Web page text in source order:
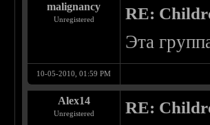
malignancy
Unregistered RE:
Эта
10-05-2010, 01:59 PM
Alex14
Unregistered RE: